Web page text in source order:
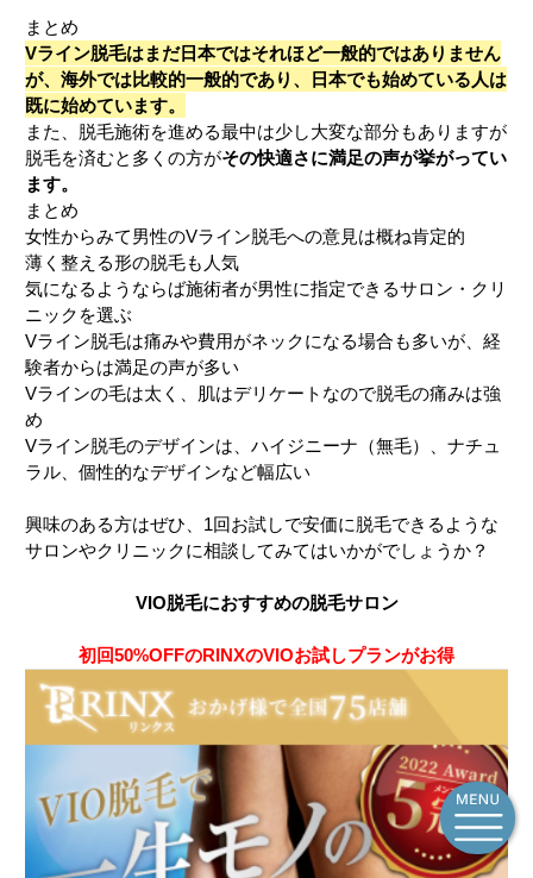
まとめ
Vライン脱毛はまだ日本ではそれほど一般的ではありません
が、海外では比較的一般的であり、日本でも始めている人は
既に始めています。
また、脱毛施術を進める最中は少し大変な部分もありますが
脱毛を済むと多くの方がその快適さに満足の声が挙がってい
ます。
まとめ
女性からみて男性のVライン脱毛への意見は概ね肯定的
薄く整える形の脱毛も人気
気になるようならば施術者が男性に指定できるサロン・クリ
ニックを選ぶ
Vライン脱毛は痛みや費用がネックになる場合も多いが、経
験者からは満足の声が多い
Vラインの毛は太く、肌はデリケートなので脱毛の痛みは強
め
Vライン脱毛のデザインは、ハイジニーナ（無毛）、ナチュ
ラル、個性的なデザインなど幅広い
興味のある方はぜひ、1回お試しで安価に脱毛できるような
サロンやクリニックに相談してみてはいかがでしょうか？
VIO脱毛におすすめの脱毛サロン
初回50%OFFのRINXのVIOお試しプランがお得